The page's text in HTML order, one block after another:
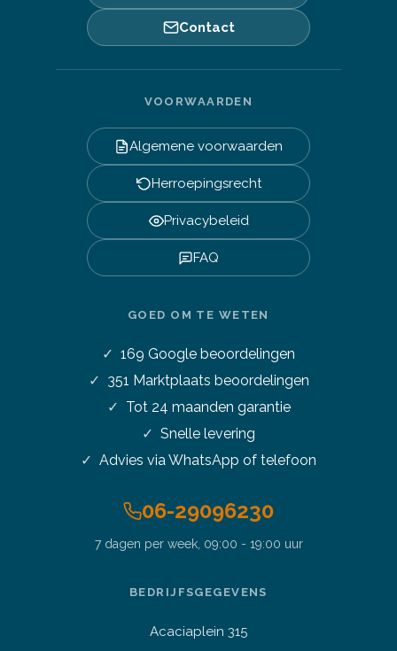
Contact
VOORWAARDEN
Algemene voorwaarden
Herroepingsrecht
Privacybeleid
FAQ
GOED OM TE WETEN
169 Google beoordelingen
351 Marktplaats beoordelingen
Tot 24 maanden garantie
Snelle levering
Advies via WhatsApp of telefoon
06-29096230
7 dagen per week, 09:00 - 19:00 uur
BEDRIJFSGEGEVENS
Acaciaplein 315